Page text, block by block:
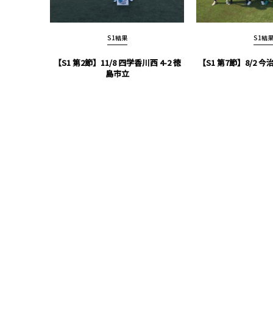
S1結果
【S1 第2節】11/8 四学香川西 4-2 徳
島市立
S1結果
【S1 第7節】8/2 今